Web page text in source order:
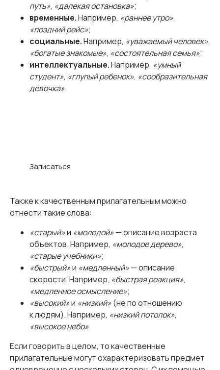
путь», «далекая остановка»;
временные.Например, «раннее утро»,
«поздний рейс»;
социальные.Например, «уважаемый человек»,
«богатые знакомые», «состоятельная семья»;
интеллектуальные.Например, «умный
студент», «глупый ребенок», «сообразительная
девочка».
Записаться
Также к качественным прилагательным можно
отнести такие слова:
«старый»и «молодой»— описание возраста
объектов. Например, «молодое дерево»,
«старые учебники»;
«быстрый»и «медленный»— описание
скорости. Например, «быстрая реакция»,
«медленное осмысление»;
«высокий»и «низкий»(не по отношению
к людям). Например, «низкий потолок»,
«высокое небо».
Если говорить в целом, то качественные
прилагательные могут охарактеризовать предмет